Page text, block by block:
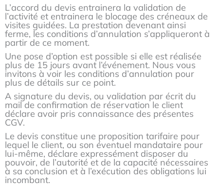
L’accord du devis entrainera la validation de
l’activité et entrainera le blocage des créneaux de
visites guidées. La prestation devenant ainsi
ferme, les conditions d’annulation s’appliqueront à
partir de ce moment.
Une pose d’option est possible si elle est réalisée
plus de 15 jours avant l’événement. Nous vous
invitons à voir les conditions d’annulation pour
plus de détails sur ce point.
A signature du devis, ou validation par écrit du
mail de confirmation de réservation le client
déclare avoir pris connaissance des présentes
CGV.
Le devis constitue une proposition tarifaire pour
lequel le client, ou son éventuel mandataire pour
lui-même, déclare expressément disposer du
pouvoir, de l’autorité et de la capacité nécessaires
à sa conclusion et à l’exécution des obligations lui
incombant.